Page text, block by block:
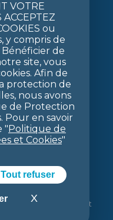
des données et
VOTRE
ACCEPTEZ
ou
y compris de
de
site, vous
Afin de
protection de
nous avons
de Protection
Pour en savoir
"Politique de
et Cookies"
Tout refuser
X Masquer le